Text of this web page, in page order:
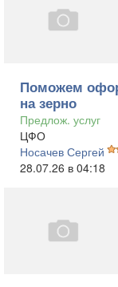
Поможем
на зерно
Предлож. услуг
ЦФО
Носачев Сергей
28.07.26 в 04:18